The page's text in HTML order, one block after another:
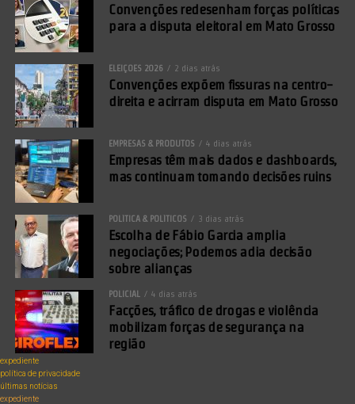
Convenções redesenham forças políticas
para a disputa eleitoral em Mato Grosso
ELEIÇÕES 2026 2 dias atrás
Convenções expõem fissuras na centro-
direita e acirram disputa em Mato Grosso
EMPRESAS & PRODUTOS 4 dias atrás
Empresas têm mais dados e dashboards,
mas continuam tomando decisões ruins
POLÍTICA & POLÍTICOS 3 dias atrás
Escolha de Fábio Garcia amplia
negociações; Podemos adia decisão
sobre alianças
POLICIAL 4 dias atrás
Facções, tráfico de drogas e violência
mobilizam forças de segurança na
região
expediente
política de privacidade
últimas notícias
expediente